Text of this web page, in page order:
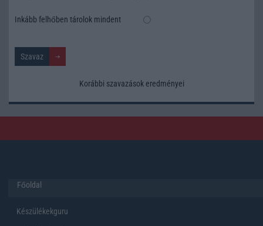
Inkább felhőben tárolok mindent
Korábbi szavazások eredményei
Főoldal
Készülékekguru